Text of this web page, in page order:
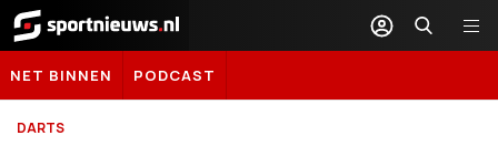
Sportnieuws.nl
NET BINNEN PODCAST
DARTS